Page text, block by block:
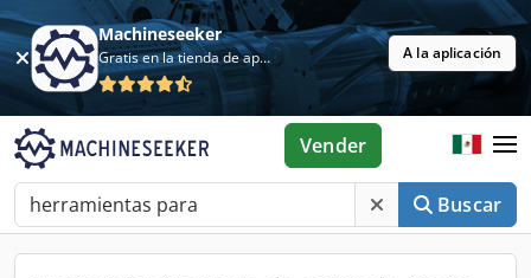
Machineseeker
Gratis en la tienda de aplicaciones A la aplicación
Buscar
Vender